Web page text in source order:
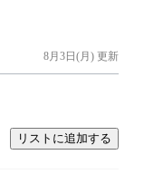
8月3日(月) 更新
リストに追加する